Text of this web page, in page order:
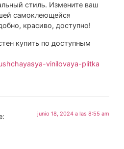
стиль. Измените ваш
самоклеющейся
красиво, доступно!
купить по доступным
vinilovaya-plitka
junio 18, 2024 a las 8:55 am